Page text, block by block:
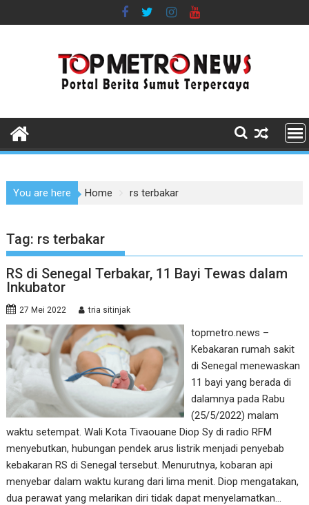
to
You are here Home rs terbakar
Tag: rs terbakar
RS di Senegal Terbakar, 11 Bayi Tewas dalam
Inkubator
27 Mei 2022 tria sitinjak
topmetro.news –
Kebakaran rumah sakit
di Senegal menewaskan
11 bayi yang berada di
dalamnya pada Rabu
(25/5/2022) malam
waktu setempat. Wali Kota Tivaouane Diop Sy di radio RFM
menyebutkan, hubungan pendek arus listrik menjadi penyebab
kebakaran RS di Senegal tersebut. Menurutnya, kobaran api
menyebar dalam waktu kurang dari lima menit. Diop mengatakan,
dua perawat yang melarikan diri tidak dapat menyelamatkan…